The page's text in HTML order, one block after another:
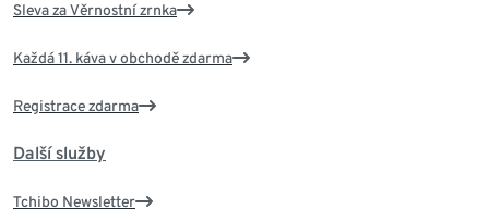
Sleva za Věrnostní zrnka
Každá 11. káva v obchodě zdarma
Registrace zdarma
Další služby
Tchibo Newsletter